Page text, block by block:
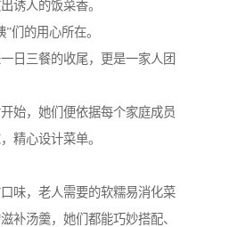
诱人的饭菜香。
们的用心所在。
日三餐的收尾，更是一家人团
始，她们便依据每个家庭成员
精心设计菜单。
味，老人需要的软糯易消化菜
补汤羹，她们都能巧妙搭配、